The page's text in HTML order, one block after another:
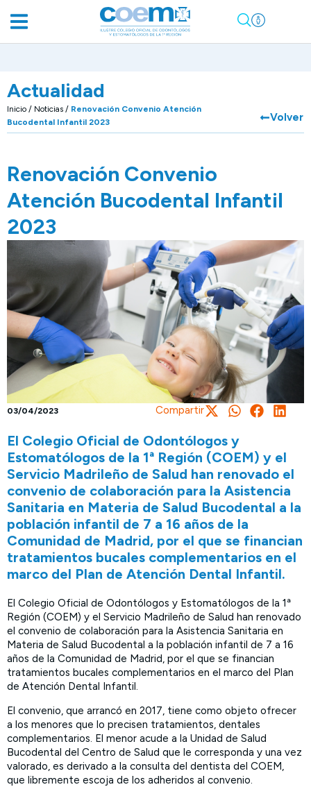
Actualidad
Inicio / Noticias / Renovación Convenio Atención
Bucodental Infantil 2023
Volver
Renovación Convenio
Atención Bucodental Infantil
2023
03/04/2023 Compartir
El Colegio Oficial de Odontólogos y
Estomatólogos de la 1ª Región (COEM) y el
Servicio Madrileño de Salud han renovado el
convenio de colaboración para la Asistencia
Sanitaria en Materia de Salud Bucodental a la
población infantil de 7 a 16 años de la
Comunidad de Madrid, por el que se financian
tratamientos bucales complementarios en el
marco del Plan de Atención Dental Infantil.
El Colegio Oficial de Odontólogos y Estomatólogos de la 1ª
Región (COEM) y el Servicio Madrileño de Salud han renovado
el convenio de colaboración para la Asistencia Sanitaria en
Materia de Salud Bucodental a la población infantil de 7 a 16
años de la Comunidad de Madrid, por el que se financian
tratamientos bucales complementarios en el marco del Plan
de Atención Dental Infantil.
El convenio, que arrancó en 2017, tiene como objeto ofrecer
a los menores que lo precisen tratamientos, dentales
complementarios. El menor acude a la Unidad de Salud
Bucodental del Centro de Salud que le corresponda y una vez
valorado, es derivado a la consulta del dentista del COEM,
que libremente escoja de los adheridos al convenio.